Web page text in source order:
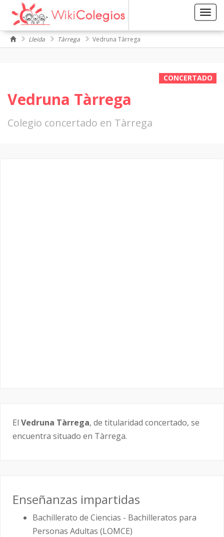
Lleida Tàrrega Vedruna Tàrrega
CONCERTADO
Vedruna Tàrrega
Colegio concertado en Tàrrega
El Vedruna Tàrrega, de titularidad concertado, se
encuentra situado en Tàrrega.
Enseñanzas impartidas
Bachillerato de Ciencias - Bachilleratos para
Personas Adultas (LOMCE)